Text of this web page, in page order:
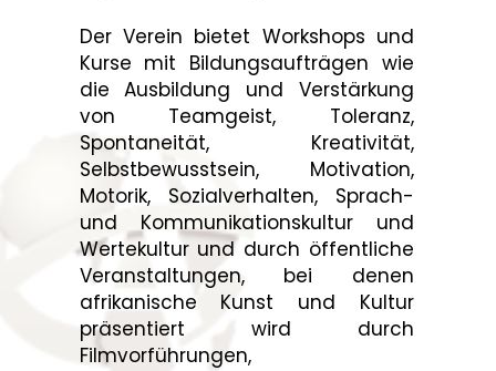
Der Verein bietet Workshops und
Kurse mit Bildungsaufträgen wie
die Ausbildung und Verstärkung
von Teamgeist, Toleranz,
Spontaneität, Kreativität,
Selbstbewusstsein, Motivation,
Motorik, Sozialverhalten, Sprach-
und Kommunikationskultur und
Wertekultur und durch öffentliche
Veranstaltungen, bei denen
afrikanische Kunst und Kultur
präsentiert wird durch
Filmvorführungen,